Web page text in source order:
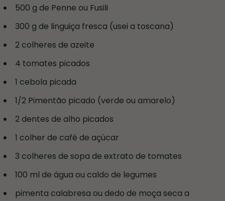
500 g de Penne ou Fusili
300 g de linguiça fresca (usei a toscana)
2 colheres de azeite
4 tomates picados
1 cebola picada
1/2 Pimentão picado (verde ou amarelo)
2 dentes de alho picados
1 colher de café de açúcar
3 colheres de sopa de extrato de tomates
100 ml de água ou caldo de legumes
pimenta calabresa ou dedo de moça seca a